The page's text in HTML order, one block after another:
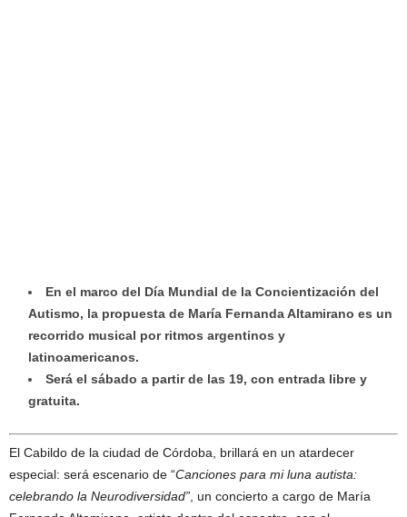
En el marco del Día Mundial de la Concientización del
Autismo, la propuesta de María Fernanda Altamirano es un
recorrido musical por ritmos argentinos y
latinoamericanos.
Será el sábado a partir de las 19, con entrada libre y
gratuita.
El Cabildo de la ciudad de Córdoba, brillará en un atardecer
especial: será escenario de “Canciones para mi luna autista:
celebrando la Neurodiversidad” , un concierto a cargo de María